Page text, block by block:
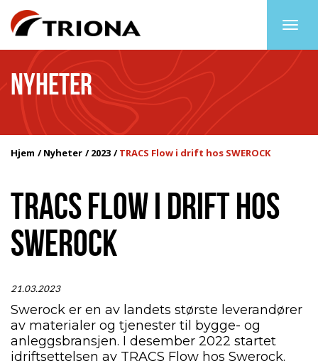
NYHETER
Hjem Nyheter 2023 TRACS Flow i drift hos SWEROCK
TRACS FLOW I DRIFT HOS
SWEROCK
21.03.2023
Swerock er en av landets største leverandører
av materialer og tjenester til bygge- og
anleggsbransjen. I desember 2022 startet
idriftsettelsen av TRACS Flow hos Swerock.